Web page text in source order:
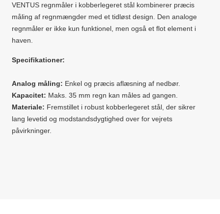
VENTUS regnmåler i kobberlegeret stål kombinerer præcis
måling af regnmængder med et tidløst design. Den analoge
regnmåler er ikke kun funktionel, men også et flot element i
haven.
Specifikationer:
Analog måling: Enkel og præcis aflæsning af nedbør.
Kapacitet: Maks. 35 mm regn kan måles ad gangen.
Materiale: Fremstillet i robust kobberlegeret stål, der sikrer
lang levetid og modstandsdygtighed over for vejrets
påvirkninger.